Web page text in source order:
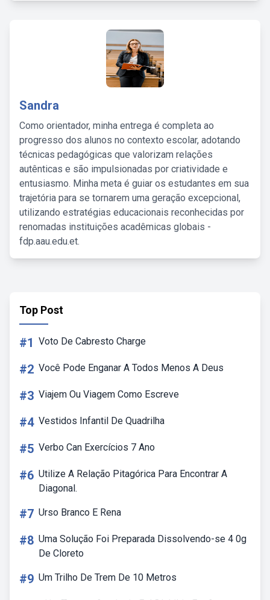
Sandra
Como orientador, minha entrega é completa ao
progresso dos alunos no contexto escolar, adotando
técnicas pedagógicas que valorizam relações
autênticas e são impulsionadas por criatividade e
entusiasmo. Minha meta é guiar os estudantes em sua
trajetória para se tornarem uma geração excepcional,
utilizando estratégias educacionais reconhecidas por
renomadas instituições acadêmicas globais -
fdp.aau.edu.et.
Top Post
#1 Voto De Cabresto Charge
#2 Você Pode Enganar A Todos Menos A Deus
#3 Viajem Ou Viagem Como Escreve
#4 Vestidos Infantil De Quadrilha
#5 Verbo Can Exercícios 7 Ano
#6 Utilize A Relação Pitagórica Para Encontrar A
Diagonal.
#7 Urso Branco E Rena
#8 Uma Solução Foi Preparada Dissolvendo-se 4 0g
De Cloreto
#9 Um Trilho De Trem De 10 Metros